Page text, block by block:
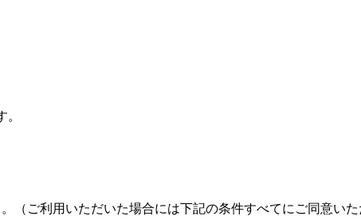
（ご利用いただいた場合には下記の条件すべてにご同意いた